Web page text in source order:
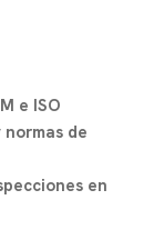
e ISO
de
en